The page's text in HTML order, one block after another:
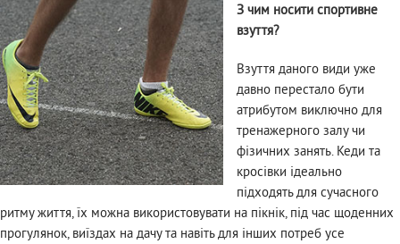
З чим носити спортивне
взуття?
Взуття даного види уже
давно перестало бути
атрибутом виключно для
тренажерного залу чи
фізичних занять. Кеди та
кросівки ідеально
підходять для сучасного
ритму життя, їх можна використовувати на пікнік, під час щоденних
прогулянок, виїздах на дачу та навіть для інших потреб усе